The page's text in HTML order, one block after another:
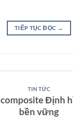
TIẾP TỤC ĐỌC →
TIN TỨC
Định
bền vững